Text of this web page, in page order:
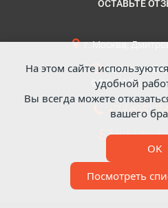
ОСТАВЬТЕ
г. Москва,
Работаем
9:00 - 21:00
+7 (495)
На этом сайте
удобной
Вы всегда можете
вашего
OK
Посмотреть